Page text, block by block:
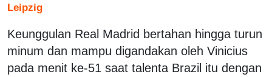
Leipzig
Keunggulan Real Madrid bertahan hingga turun
minum dan mampu digandakan oleh Vinicius
pada menit ke-51 saat talenta Brazil itu dengan